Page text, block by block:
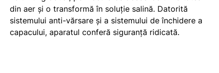
din aer și o transformă în soluție salină. Datorită
sistemului anti-vărsare și a sistemului de închidere a
capacului, aparatul conferă siguranță ridicată.